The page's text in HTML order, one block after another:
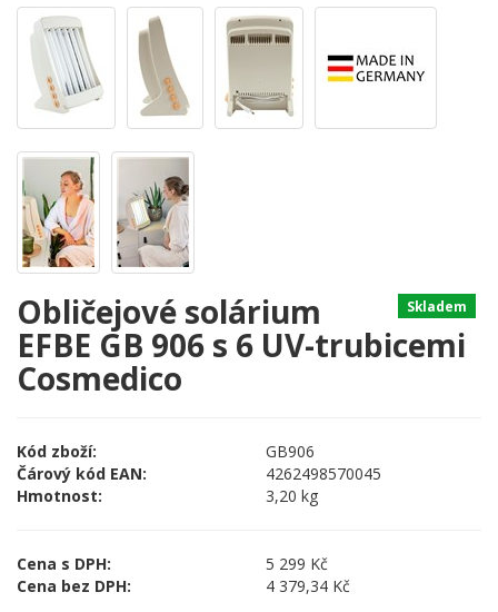
Skladem
Obličejové solárium
EFBE GB 906 s 6 UV-trubicemi
Cosmedico
Kód zboží:
GB906
Čárový kód EAN:
4262498570045
Hmotnost:
3,20 kg
Cena s DPH:
5 299 Kč
Cena bez DPH:
4 379,34 Kč